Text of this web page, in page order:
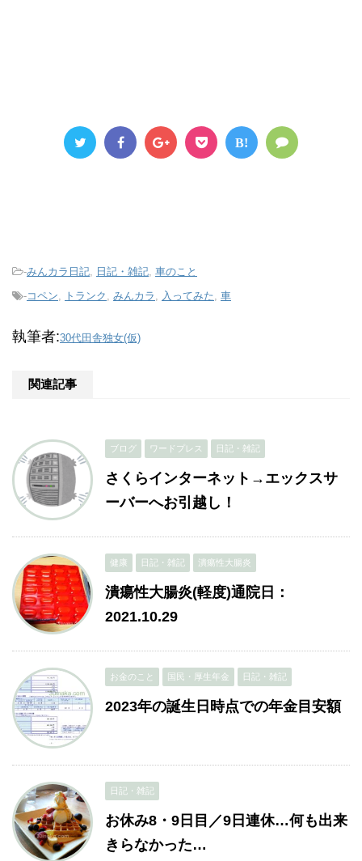
B!
-みんカラ日記 日記・雑記 車のこと
-コペン トランク みんカラ 入ってみた 車
執筆者:30代田舎独女(仮)
関連記事
ブログ ワードプレス 日記・雑記
さくらインターネット→エックスサ
ーバーへお引越し！
健康 日記・雑記 潰瘍性大腸炎
潰瘍性大腸炎(軽度)通院日：
2021.10.29
お金のこと 国民・厚生年金 日記・雑記
2023年の誕生日時点での年金目安額
日記・雑記
お休み8・9日目／9日連休…何も出来
きらなかった…